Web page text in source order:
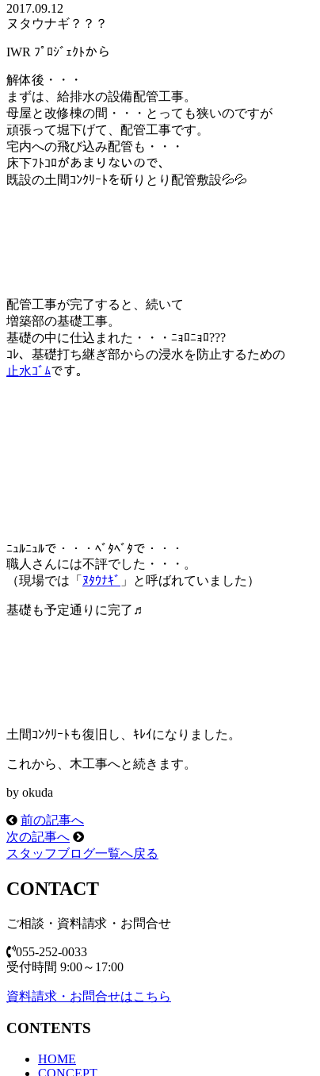
2017.09.12
ヌタウナギ？？？
IWR ﾌﾟﾛｼﾞｪｸﾄから
解体後・・・
まずは、給排水の設備配管工事。
母屋と改修棟の間・・・とっても狭いのですが
頑張って堀下げて、配管工事です。
宅内への飛び込み配管も・・・
床下ﾌﾄｺﾛがあまりないので、
既設の土間ｺﾝｸﾘｰﾄを斫りとり配管敷設💦💦
配管工事が完了すると、続いて
増築部の基礎工事。
基礎の中に仕込まれた・・・ﾆｮﾛﾆｮﾛ???
ｺﾚ、基礎打ち継ぎ部からの浸水を防止するための
止水ｺﾞﾑです。
ﾆｭﾙﾆｭﾙで・・・ﾍﾞﾀﾍﾞﾀで・・・
職人さんには不評でした・・・。
（現場では「 ﾇﾀｳﾅｷﾞ 」と呼ばれていました）
基礎も予定通りに完了♬
土間ｺﾝｸﾘｰﾄも復旧し、ｷﾚｲになりました。
これから、木工事へと続きます。
by okuda
前の記事へ
次の記事へ
スタッフブログ一覧へ戻る
CONTACT
ご相談・資料請求・お問合せ
055-252-0033
受付時間 9:00～17:00
資料請求・お問合せはこちら
CONTENTS
HOME
CONCEPT